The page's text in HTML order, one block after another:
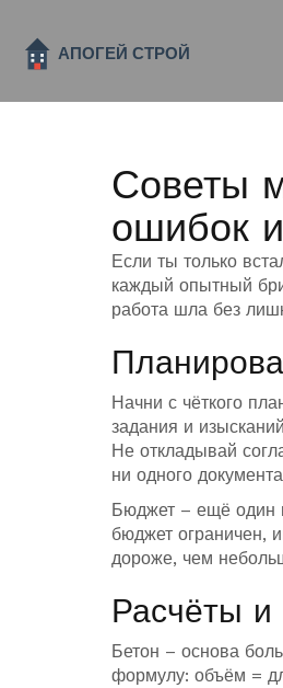
Советы
ошибок
Если ты только
каждый опытный
работа шла без
Начни с чёткого
задания и
Не откладывай
ни одного
Бюджет – ещё один
бюджет ограничен,
дороже, чем
Расчёты
Бетон – основа
формулу: объём =